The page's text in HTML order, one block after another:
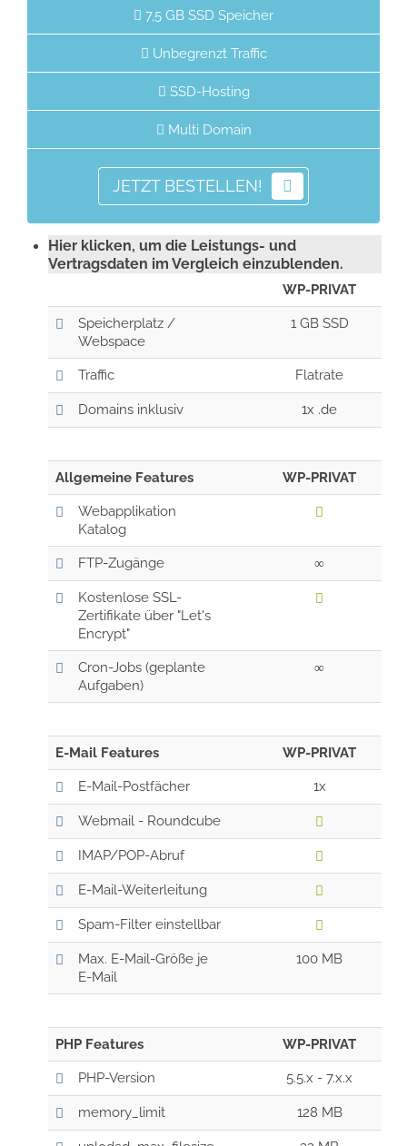
7,5 GB SSD Speicher
Unbegrenzt Traffic
SSD-Hosting
Multi Domain
JETZT BESTELLEN!
Hier klicken, um die Leistungs- und
Vertragsdaten im Vergleich einzublenden.
WP-PRIVAT
Speicherplatz /
Webspace
1 GB SSD
Traffic Flatrate
Domains inklusiv 1x .de
Allgemeine Features WP-PRIVAT
Webapplikation
Katalog
FTP-Zugänge ∞
Kostenlose SSL-
Zertifikate über "Let's
Encrypt"
Cron-Jobs (geplante
Aufgaben)
∞
E-Mail Features WP-PRIVAT
E-Mail-Postfächer 1x
Webmail - Roundcube
IMAP/POP-Abruf
E-Mail-Weiterleitung
Spam-Filter einstellbar
Max. E-Mail-Größe je
E-Mail
100 MB
PHP Features WP-PRIVAT
PHP-Version 5.5.x - 7.x.x
memory_limit 128 MB